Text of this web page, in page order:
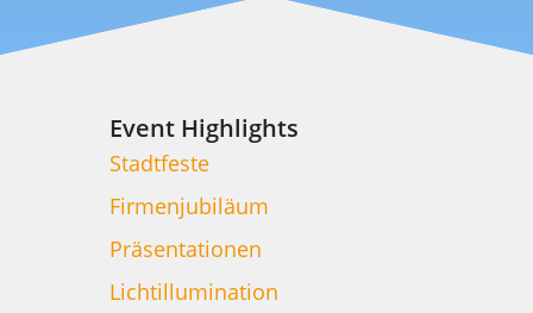
Event Highlights
Stadtfeste
Firmenjubiläum
Präsentationen
Lichtillumination